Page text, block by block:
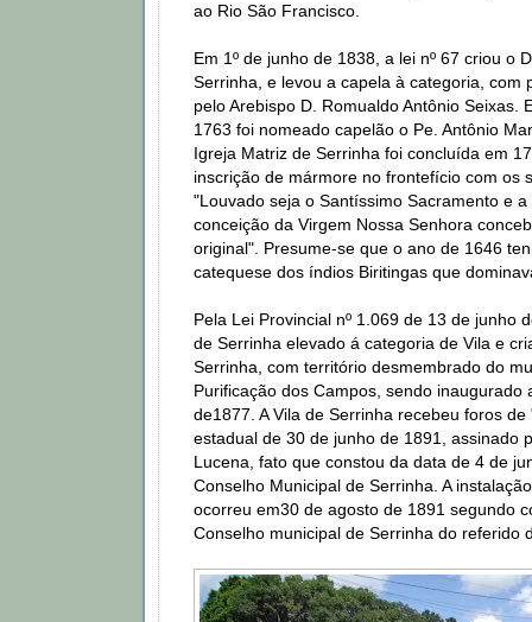
ao Rio São Francisco.
Em 1º de junho de 1838, a lei nº 67 criou o
Serrinha, e levou a capela à categoria, com
pelo Arebispo D. Romualdo Antônio Seixas.
1763 foi nomeado capelão o Pe. Antônio
Igreja Matriz de Serrinha foi concluída em
inscrição de mármore no frontefício com os
"Louvado seja o Santíssimo Sacramento e a
conceição da Virgem Nossa Senhora
original". Presume-se que o ano de 1646
catequese dos índios Biritingas que
Pela Lei Provincial nº 1.069 de 13 de junho
de Serrinha elevado á categoria de Vila e
Serrinha, com território desmembrado do
Purificação dos Campos, sendo inaugurado
de1877. A Vila de Serrinha recebeu foros de
estadual de 30 de junho de 1891, assinado
Lucena, fato que constou da data de 4 de
Conselho Municipal de Serrinha. A
ocorreu em30 de agosto de 1891 segundo
Conselho municipal de Serrinha do referido